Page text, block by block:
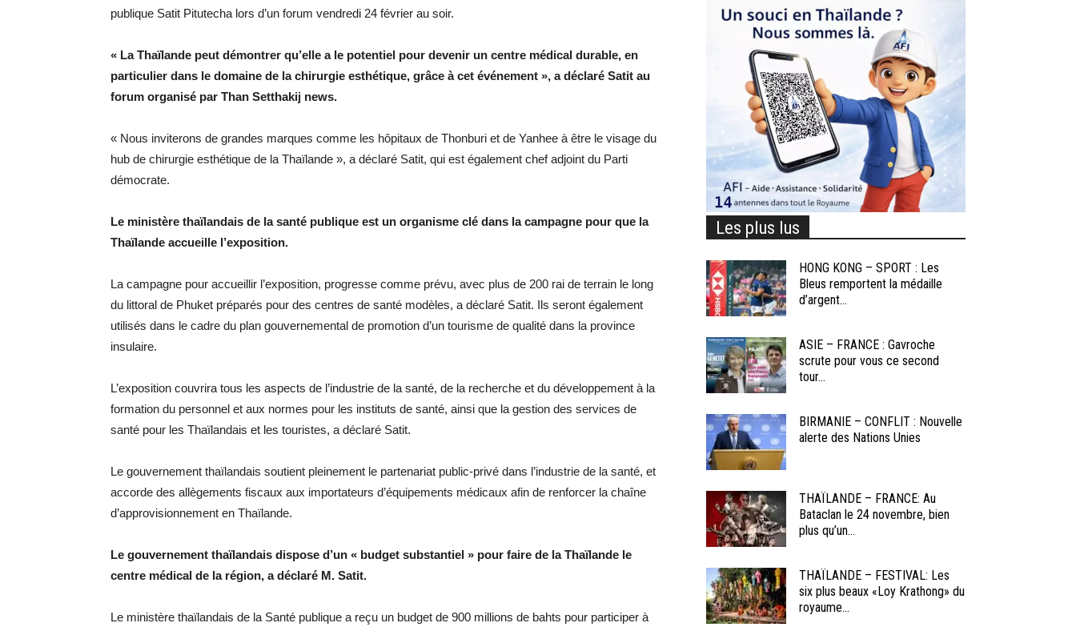
publique Satit Pitutecha lors d’un forum vendredi 24 février au soir.
« La Thaïlande peut démontrer qu’elle a le potentiel pour devenir un centre médical durable, en
particulier dans le domaine de la chirurgie esthétique, grâce à cet événement », a déclaré Satit au
forum organisé par Than Setthakij news.
« Nous inviterons de grandes marques comme les hôpitaux de Thonburi et de Yanhee à être le visage du
hub de chirurgie esthétique de la Thaïlande », a déclaré Satit, qui est également chef adjoint du Parti
démocrate.
Le ministère thaïlandais de la santé publique est un organisme clé dans la campagne pour que la
Thaïlande accueille l’exposition.
La campagne pour accueillir l’exposition, progresse comme prévu, avec plus de 200 rai de terrain le long
du littoral de Phuket préparés pour des centres de santé modèles, a déclaré Satit. Ils seront également
utilisés dans le cadre du plan gouvernemental de promotion d’un tourisme de qualité dans la province
insulaire.
L’exposition couvrira tous les aspects de l’industrie de la santé, de la recherche et du développement à la
formation du personnel et aux normes pour les instituts de santé, ainsi que la gestion des services de
santé pour les Thaïlandais et les touristes, a déclaré Satit.
Le gouvernement thaïlandais soutient pleinement le partenariat public-privé dans l’industrie de la santé, et
accorde des allègements fiscaux aux importateurs d’équipements médicaux afin de renforcer la chaîne
d’approvisionnement en Thaïlande.
Le gouvernement thaïlandais dispose d’un « budget substantiel » pour faire de la Thaïlande le
centre médical de la région, a déclaré M. Satit.
Le ministère thaïlandais de la Santé publique a reçu un budget de 900 millions de bahts pour participer à
Les plus lus
HONG KONG – SPORT : Les
Bleus remportent la médaille
d’argent...
ASIE – FRANCE : Gavroche
scrute pour vous ce second
tour...
BIRMANIE – CONFLIT : Nouvelle
alerte des Nations Unies
THAÏLANDE – FRANCE: Au
Bataclan le 24 novembre, bien
plus qu’un...
THAÏLANDE – FESTIVAL: Les
six plus beaux «Loy Krathong» du
royaume...